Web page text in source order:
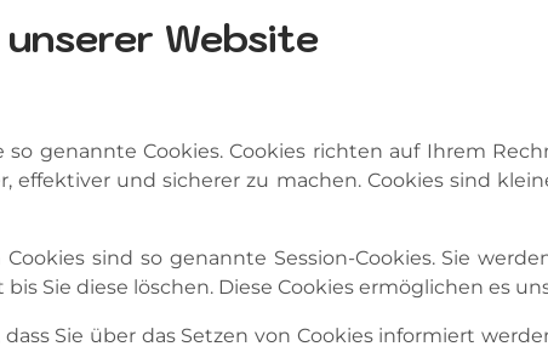
Website
genannte Cookies. Cookies richten auf Ihrem
effektiver und sicherer zu machen. Cookies sind
sind so genannte Session-Cookies. Sie
Sie diese löschen. Diese Cookies ermöglichen es
Sie über das Setzen von Cookies informiert